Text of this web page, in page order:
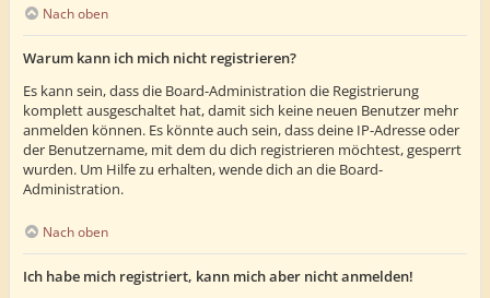
Nach oben
Warum kann ich mich nicht registrieren?
Es kann sein, dass die Board-Administration die Registrierung
komplett ausgeschaltet hat, damit sich keine neuen Benutzer mehr
anmelden können. Es könnte auch sein, dass deine IP-Adresse oder
der Benutzername, mit dem du dich registrieren möchtest, gesperrt
wurden. Um Hilfe zu erhalten, wende dich an die Board-
Administration.
Nach oben
Ich habe mich registriert, kann mich aber nicht anmelden!